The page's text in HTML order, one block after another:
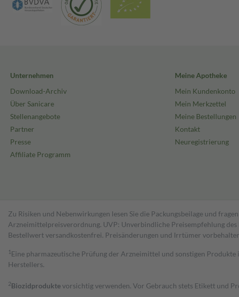
Unternehmen
Download-Archiv
Über Sanicare
Stellenangebote
Partner
Presse
Affiliate Programm
Meine Apotheke
Mein Kundenkonto
Mein Merkzettel
Meine Bestellungen
Kontakt
Neuregistrierung
Zu Risiken und Nebenwirkungen lesen Sie die Packungsbeilage und
Arzneimittelpreisverordnung. UVP: Unverbindliche Preisempfehlung des
Bestell­wert versand­kosten­frei. Preisänderungen und Irrtümer
1 Eine pharmazeutische Prüfung der Arzneimittel und sonstigen
Herstellers.
2Biozidproduktevorsichtig verwenden. Vor Gebrauch stets Etikett und